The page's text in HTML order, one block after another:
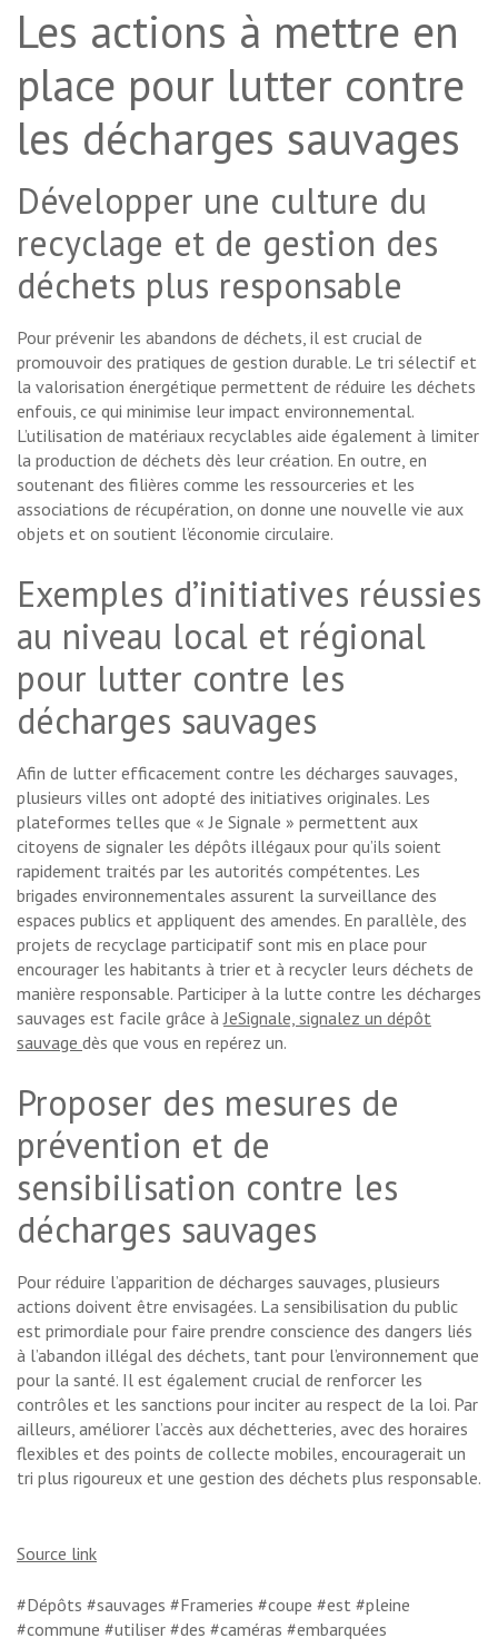
Les actions à mettre en
place pour lutter contre
les décharges sauvages
Développer une culture du
recyclage et de gestion des
déchets plus responsable
Pour prévenir les abandons de déchets, il est crucial de
promouvoir des pratiques de gestion durable. Le tri sélectif et
la valorisation énergétique permettent de réduire les déchets
enfouis, ce qui minimise leur impact environnemental.
L’utilisation de matériaux recyclables aide également à limiter
la production de déchets dès leur création. En outre, en
soutenant des filières comme les ressourceries et les
associations de récupération, on donne une nouvelle vie aux
objets et on soutient l’économie circulaire.
Exemples d’initiatives réussies
au niveau local et régional
pour lutter contre les
décharges sauvages
Afin de lutter efficacement contre les décharges sauvages,
plusieurs villes ont adopté des initiatives originales. Les
plateformes telles que « Je Signale » permettent aux
citoyens de signaler les dépôts illégaux pour qu’ils soient
rapidement traités par les autorités compétentes. Les
brigades environnementales assurent la surveillance des
espaces publics et appliquent des amendes. En parallèle, des
projets de recyclage participatif sont mis en place pour
encourager les habitants à trier et à recycler leurs déchets de
manière responsable. Participer à la lutte contre les décharges
sauvages est facile grâce à JeSignale, signalez un dépôt
sauvage dès que vous en repérez un.
Proposer des mesures de
prévention et de
sensibilisation contre les
décharges sauvages
Pour réduire l’apparition de décharges sauvages, plusieurs
actions doivent être envisagées. La sensibilisation du public
est primordiale pour faire prendre conscience des dangers liés
à l’abandon illégal des déchets, tant pour l’environnement que
pour la santé. Il est également crucial de renforcer les
contrôles et les sanctions pour inciter au respect de la loi. Par
ailleurs, améliorer l’accès aux déchetteries, avec des horaires
flexibles et des points de collecte mobiles, encouragerait un
tri plus rigoureux et une gestion des déchets plus responsable.
Source link
#Dépôts #sauvages #Frameries #coupe #est #pleine
#commune #utiliser #des #caméras #embarquées